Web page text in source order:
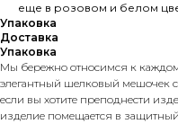
еще в розовом и белом
Упаковка
Доставка
Упаковка
Мы бережно относимся к
элегантный шелковый мешочек
если вы хотите преподнести
изделие помещается в защитный